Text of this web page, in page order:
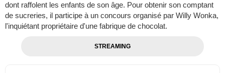
dont raffolent les enfants de son âge. Pour obtenir son comptant
de sucreries, il participe à un concours organisé par Willy Wonka,
l'inquiétant propriétaire d'une fabrique de chocolat.
STREAMING